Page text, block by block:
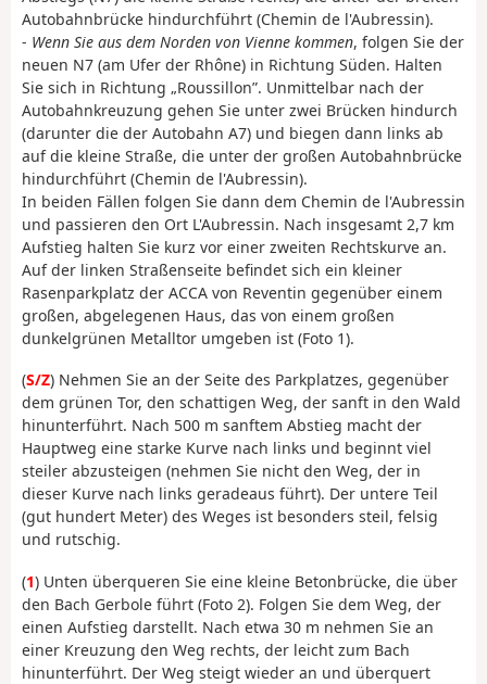
Autobahnbrücke hindurchführt (Chemin de l'Aubressin).
- Wenn Sie aus dem Norden von Vienne kommen, folgen Sie der
neuen N7 (am Ufer der Rhône) in Richtung Süden. Halten
Sie sich in Richtung „Roussillon”. Unmittelbar nach der
Autobahnkreuzung gehen Sie unter zwei Brücken hindurch
(darunter die der Autobahn A7) und biegen dann links ab
auf die kleine Straße, die unter der großen Autobahnbrücke
hindurchführt (Chemin de l'Aubressin).
In beiden Fällen folgen Sie dann dem Chemin de l'Aubressin
und passieren den Ort L'Aubressin. Nach insgesamt 2,7 km
Aufstieg halten Sie kurz vor einer zweiten Rechtskurve an.
Auf der linken Straßenseite befindet sich ein kleiner
Rasenparkplatz der ACCA von Reventin gegenüber einem
großen, abgelegenen Haus, das von einem großen
dunkelgrünen Metalltor umgeben ist (Foto 1).
(S/Z) Nehmen Sie an der Seite des Parkplatzes, gegenüber
dem grünen Tor, den schattigen Weg, der sanft in den Wald
hinunterführt. Nach 500 m sanftem Abstieg macht der
Hauptweg eine starke Kurve nach links und beginnt viel
steiler abzusteigen (nehmen Sie nicht den Weg, der in
dieser Kurve nach links geradeaus führt). Der untere Teil
(gut hundert Meter) des Weges ist besonders steil, felsig
und rutschig.
(1) Unten überqueren Sie eine kleine Betonbrücke, die über
den Bach Gerbole führt (Foto 2). Folgen Sie dem Weg, der
einen Aufstieg darstellt. Nach etwa 30 m nehmen Sie an
einer Kreuzung den Weg rechts, der leicht zum Bach
hinunterführt. Der Weg steigt wieder an und überquert